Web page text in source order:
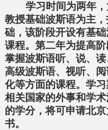
学习时间为两年
教授基础波斯语为主
础，该阶段开设有基
课程。第二年为提高
掌握波斯语听、说、
高级波斯语、视听、
化等方面的课程。学
相关国家的外事和学
的学分，将可申请北
书。